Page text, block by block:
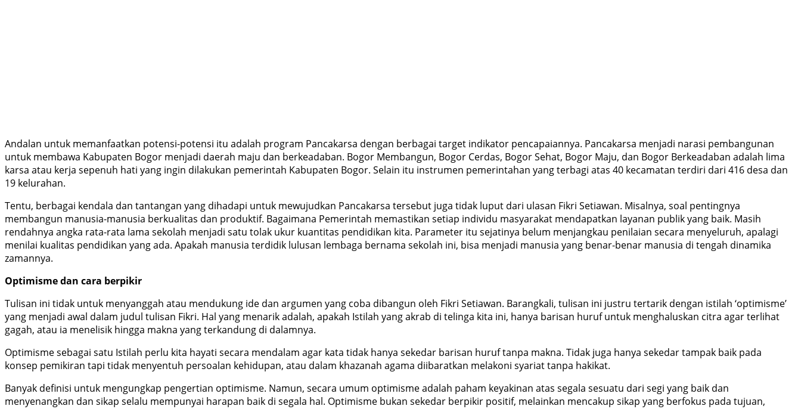
Andalan untuk memanfaatkan potensi-potensi itu adalah program Pancakarsa dengan berbagai target indikator pencapaiannya. Pancakarsa menjadi narasi pembangunan
untuk membawa Kabupaten Bogor menjadi daerah maju dan berkeadaban. Bogor Membangun, Bogor Cerdas, Bogor Sehat, Bogor Maju, dan Bogor Berkeadaban adalah lima
karsa atau kerja sepenuh hati yang ingin dilakukan pemerintah Kabupaten Bogor. Selain itu instrumen pemerintahan yang terbagi atas 40 kecamatan terdiri dari 416 desa dan
19 kelurahan.
Tentu, berbagai kendala dan tantangan yang dihadapi untuk mewujudkan Pancakarsa tersebut juga tidak luput dari ulasan Fikri Setiawan. Misalnya, soal pentingnya
membangun manusia-manusia berkualitas dan produktif. Bagaimana Pemerintah memastikan setiap individu masyarakat mendapatkan layanan publik yang baik. Masih
rendahnya angka rata-rata lama sekolah menjadi satu tolak ukur kuantitas pendidikan kita. Parameter itu sejatinya belum menjangkau penilaian secara menyeluruh, apalagi
menilai kualitas pendidikan yang ada. Apakah manusia terdidik lulusan lembaga bernama sekolah ini, bisa menjadi manusia yang benar-benar manusia di tengah dinamika
zamannya.
Optimisme dan cara berpikir
Tulisan ini tidak untuk menyanggah atau mendukung ide dan argumen yang coba dibangun oleh Fikri Setiawan. Barangkali, tulisan ini justru tertarik dengan istilah ‘optimisme’
yang menjadi awal dalam judul tulisan Fikri. Hal yang menarik adalah, apakah Istilah yang akrab di telinga kita ini, hanya barisan huruf untuk menghaluskan citra agar terlihat
gagah, atau ia menelisik hingga makna yang terkandung di dalamnya.
Optimisme sebagai satu Istilah perlu kita hayati secara mendalam agar kata tidak hanya sekedar barisan huruf tanpa makna. Tidak juga hanya sekedar tampak baik pada
konsep pemikiran tapi tidak menyentuh persoalan kehidupan, atau dalam khazanah agama diibaratkan melakoni syariat tanpa hakikat.
Banyak definisi untuk mengungkap pengertian optimisme. Namun, secara umum optimisme adalah paham keyakinan atas segala sesuatu dari segi yang baik dan
menyenangkan dan sikap selalu mempunyai harapan baik di segala hal. Optimisme bukan sekedar berpikir positif, melainkan mencakup sikap yang berfokus pada tujuan,